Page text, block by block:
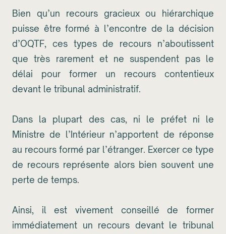
Bien qu’un recours gracieux ou hiérarchique
puisse être formé à l’encontre de la décision
d’OQTF, ces types de recours n’aboutissent
que très rarement et ne suspendent pas le
délai pour former un recours contentieux
devant le tribunal administratif.
Dans la plupart des cas, ni le préfet ni le
Ministre de l’Intérieur n’apportent de réponse
au recours formé par l’étranger. Exercer ce type
de recours représente alors bien souvent une
perte de temps.
Ainsi, il est vivement conseillé de former
immédiatement un recours devant le tribunal